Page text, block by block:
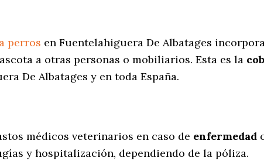
perros en Fuentelahiguera De Albatages
a otras personas o mobiliarios. Esta es la
De Albatages y en toda España.
médicos veterinarios en caso de enfermedad
y hospitalización, dependiendo de la póliza.